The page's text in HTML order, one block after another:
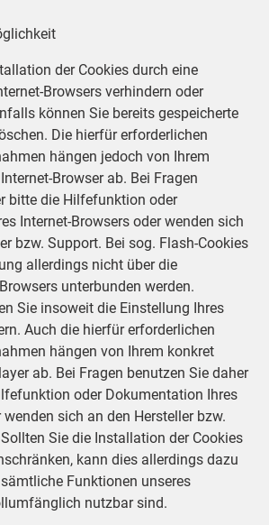
der Cookies durch eine
Browsers verhindern oder
können Sie bereits gespeicherte
Die hierfür erforderlichen
hängen jedoch von Ihrem
Browser ab. Bei Fragen
bitte die Hilfefunktion oder
Internet-Browsers oder wenden sich
bzw. Support. Bei sog. Flash-Cookies
allerdings nicht über die
unterbunden werden.
Sie insoweit die Einstellung Ihres
Auch die hierfür erforderlichen
hängen von Ihrem konkret
ab. Bei Fragen benutzen Sie daher
oder Dokumentation Ihres
sich an den Hersteller bzw.
Sie die Installation der Cookies
kann dies allerdings dazu
Funktionen unseres
nutzbar sind.